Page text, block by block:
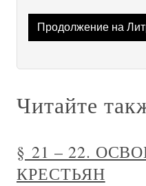
Продолжение на
Читайте
§ 21 – 22.
КРЕСТЬЯН